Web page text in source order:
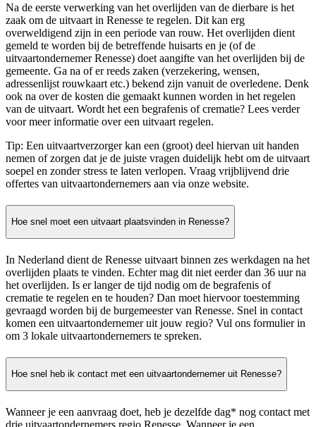
Na de eerste verwerking van het overlijden van de dierbare is het
zaak om de uitvaart in Renesse te regelen. Dit kan erg
overweldigend zijn in een periode van rouw. Het overlijden dient
gemeld te worden bij de betreffende huisarts en je (of de
uitvaartondernemer Renesse) doet aangifte van het overlijden bij de
gemeente. Ga na of er reeds zaken (verzekering, wensen,
adressenlijst rouwkaart etc.) bekend zijn vanuit de overledene. Denk
ook na over de kosten die gemaakt kunnen worden in het regelen
van de uitvaart. Wordt het een begrafenis of crematie? Lees verder
voor meer informatie over een uitvaart regelen.
Tip: Een uitvaartverzorger kan een (groot) deel hiervan uit handen
nemen of zorgen dat je de juiste vragen duidelijk hebt om de uitvaart
soepel en zonder stress te laten verlopen. Vraag vrijblijvend drie
offertes van uitvaartondernemers aan via onze website.
Hoe snel moet een uitvaart plaatsvinden in Renesse?
In Nederland dient de Renesse uitvaart binnen zes werkdagen na het
overlijden plaats te vinden. Echter mag dit niet eerder dan 36 uur na
het overlijden. Is er langer de tijd nodig om de begrafenis of
crematie te regelen en te houden? Dan moet hiervoor toestemming
gevraagd worden bij de burgemeester van Renesse. Snel in contact
komen een uitvaartondernemer uit jouw regio? Vul ons formulier in
om 3 lokale uitvaartondernemers te spreken.
Hoe snel heb ik contact met een uitvaartondernemer uit Renesse?
Wanneer je een aanvraag doet, heb je dezelfde dag* nog contact met
drie uitvaartondernemers regio Renesse. Wanneer je een